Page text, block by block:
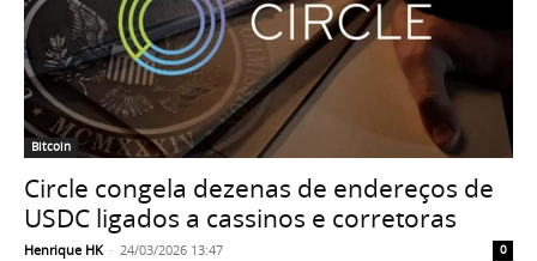
Bitcoin
Circle congela dezenas de endereços de
USDC ligados a cassinos e corretoras
Henrique HK - 24/03/2026 13:47 0